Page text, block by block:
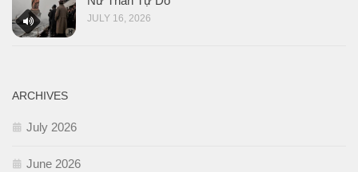
JULY 16, 2026
ARCHIVES
July 2026
June 2026